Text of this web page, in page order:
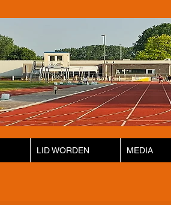
LID WORDEN MEDIA